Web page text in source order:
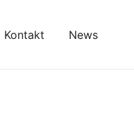
Kontakt News